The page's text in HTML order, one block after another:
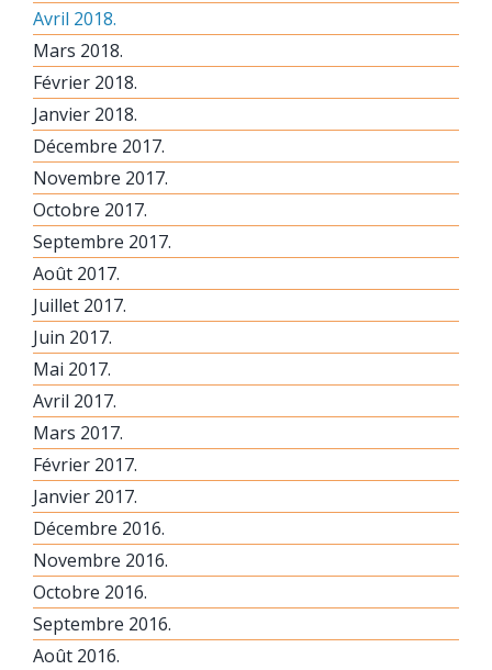
Avril 2018.
Mars 2018.
Février 2018.
Janvier 2018.
Décembre 2017.
Novembre 2017.
Octobre 2017.
Septembre 2017.
Août 2017.
Juillet 2017.
Juin 2017.
Mai 2017.
Avril 2017.
Mars 2017.
Février 2017.
Janvier 2017.
Décembre 2016.
Novembre 2016.
Octobre 2016.
Septembre 2016.
Août 2016.